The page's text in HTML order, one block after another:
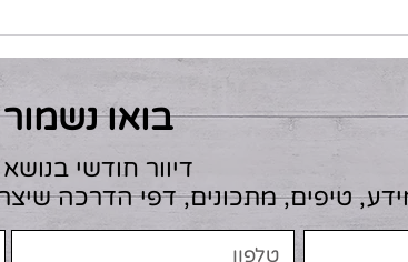
סוף-סוף שינוי כיוון
בואו
דיוור חודשי
טיפים, מתכונים, דפי הדרכה